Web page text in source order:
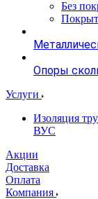
Без
Опоры
Услуги
Изоляция
ВУС
Акции
Доставка
Оплата
Компания